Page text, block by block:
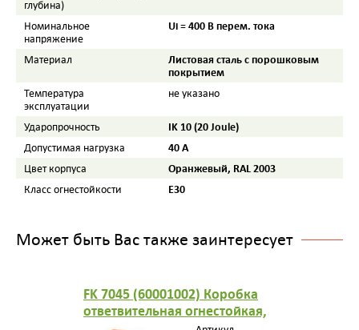
глубина)
Номинальное
напряжение
Ui = 400 В перем. тока
Материал
Листовая сталь с порошковым
покрытием
Температура
эксплуатации
не указано
Ударопрочность IK 10 (20 Joule)
Допустимая нагрузка 40 A
Цвет корпуса Оранжевый, RAL 2003
Класс огнестойкости E30
Может быть Вас также заинтересует
FK 7045 (60001002) Коробка
ответвительная огнестойкая,